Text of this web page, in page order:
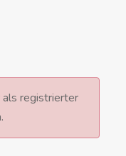
als registrierter